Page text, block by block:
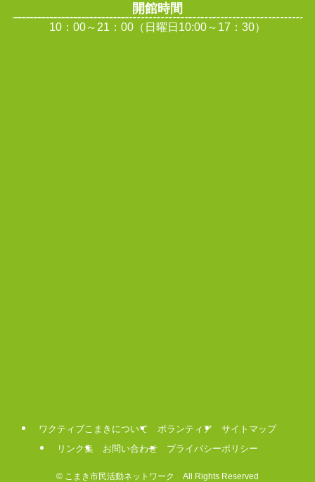
開館時間
10：00～21：00（日曜日10:00～17：30）
ワクティブこまきについて ボランティア
サイトマップ
リンク集
お問い合わせ プライバシーポリシー
© こまき市民活動ネットワーク All Rights Reserved